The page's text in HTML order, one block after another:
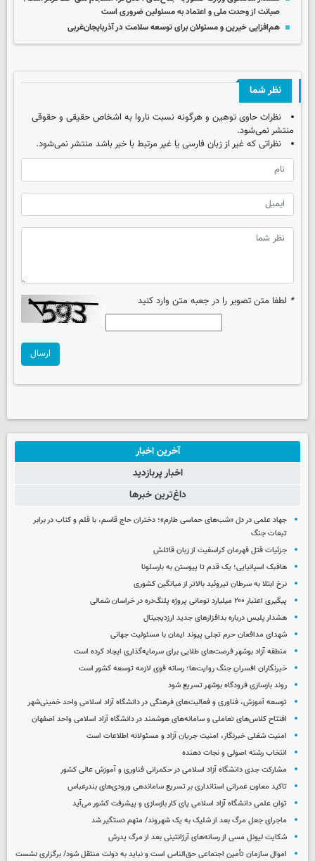
صیانت از وحدت ملی و اعتماد به مسئولین ضروری است
هم‌افزایی خیرین و مسئولان برای توسعه سلامت در آذربایجان‌غربی
نظر شما
نظرات حاوی توهین و هرگونه نسبت ناروا به اشخاص حقیقی و حقوقی
منتشر نمی‌شود.
نظراتی که غیر از زبان فارسی یا غیر مرتبط با خبر باشد منتشر نمی‌شود.
* لطفا متن تصویر را در جعبه متن وارد کنید
ارسال
آخرین اخبار
اخبار پربازدید
داغ‌ترین خبرها
جهاد علمی در دل «شب‌های حماسی طارم»؛ دختران حاج قاسم، با قلم و کتاب در برابر
تبعات جنگ
جزئیات قتل قهرمان کراسفیت از زبان قاتلش
هافبک اسپانیایی؛ یک قدم تا پیوستن به بارسلونا
نرخ ابتلا به سرطان تیروئید بالاتر از میانگین کشوری
پیگیری اعتبار ۲۰۰ میلیارد تومانی پروژه پلنگ‌دره در خراسان شمالی
هشدار پلیس درباره بدافزارهای جدید ارزدیجیتال
شهدای مدافعان حرم تجلی پیوند ایمان با مسئولیت جهانی
منطقه آزاد بوشهر فرصت‌های طلایی برای سرمایه‌گذاری ایجاد کرده است
خبرنگاران افسران جنگ روایت‌ها؛ رسانه قوی لازمه توسعه کشور است
روند بازسازی فرودگاه بوشهر تسریع شود
توسعه آموزش، فناوری و فعالیت‌های فرهنگی در دانشگاه آزاد اسلامی واحد خمینی‌شهر
افتتاح کلاس‌های تعاملی و سامانه‌های هوشمند در دانشگاه آزاد اسلامی واحد اصفهان
امنیت شغلی خبرنگار، امنیت جریان آزاد و مسئولانه اطلاعات است
انتخاب رشته اصولی و نجات دهنده
مشارکت جدی دانشگاه آزاد اسلامی در حکمرانی فناوری و آموزش عالی کشور
تاکید معاون عمرانی استانداری بر تسریع ساماندهی ورودی‌های بندرعباس
توان علمی دانشگاه آزاد اسلامی پای کار بازسازی و پیشرفت کشور می‌آید
ماجرای جعل مرگ بعد از شلیک به یک شهروند/ متهم دستگیر شد
شکایت لیونل مسی از رسانه‌های آرژانتینی بعد از مرگ پدرش
اموال سازمان تأمین اجتماعی حق‌الناس است و نباید به دولت منتقل شود/ برگزاری نشست